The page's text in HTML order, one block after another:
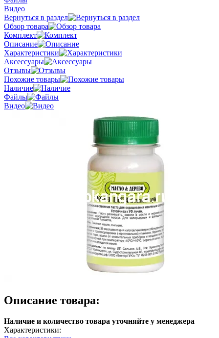
Видео
Вернуться в раздел
Обзор товара
Комплект
Описание
Характеристики
Аксессуары
Отзывы
Похожие товары
Наличие
Файлы
Видео
Описание товара:
Наличие и количество товара уточняйте у менеджера
Характеристики: